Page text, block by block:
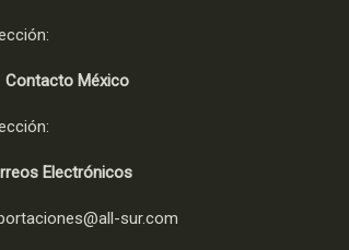
México
Electrónicos
sur.com